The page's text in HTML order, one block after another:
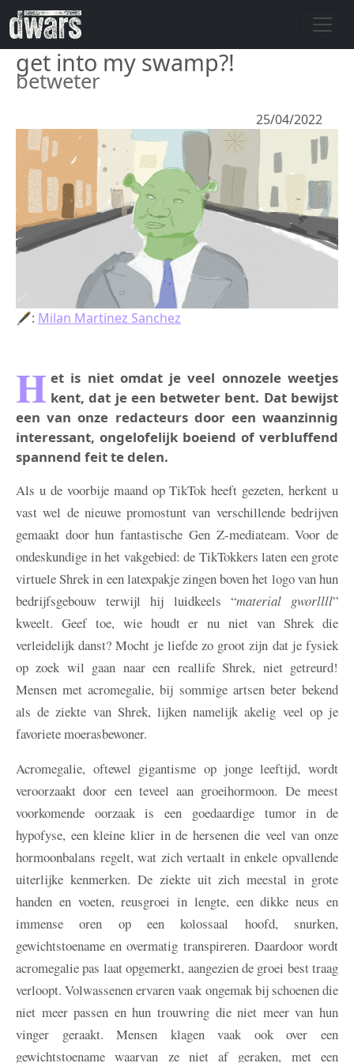
Overslaan en naar de inhoud gaan
get into my swamp?!
betweter
25/04/2022
🖋: Milan Martinez Sanchez
H et is niet omdat je veel onnozele weetjes
kent, dat je een betweter bent. Dat bewijst
een van onze redacteurs door een waanzinnig
interessant, ongelofelijk boeiend of verbluffend
spannend feit te delen.
Als u de voorbije maand op TikTok heeft gezeten, herkent u
vast wel de nieuwe promostunt van verschillende bedrijven
gemaakt door hun fantastische Gen Z-mediateam. Voor de
ondeskundige in het vakgebied: de TikTokkers laten een grote
virtuele Shrek in een latexpakje zingen boven het logo van hun
bedrijfsgebouw terwijl hij luidkeels “material gworllll”
kweelt. Geef toe, wie houdt er nu niet van Shrek die
verleidelijk danst? Mocht je liefde zo groot zijn dat je fysiek
op zoek wil gaan naar een reallife Shrek, niet getreurd!
Mensen met acromegalie, bij sommige artsen beter bekend
als de ziekte van Shrek, lijken namelijk akelig veel op je
favoriete moerasbewoner.
Acromegalie, oftewel gigantisme op jonge leeftijd, wordt
veroorzaakt door een teveel aan groeihormoon. De meest
voorkomende oorzaak is een goedaardige tumor in de
hypofyse, een kleine klier in de hersenen die veel van onze
hormoonbalans regelt, wat zich vertaalt in enkele opvallende
uiterlijke kenmerken. De ziekte uit zich meestal in grote
handen en voeten, reusgroei in lengte, een dikke neus en
immense oren op een kolossaal hoofd, snurken,
gewichtstoename en overmatig transpireren. Daardoor wordt
acromegalie pas laat opgemerkt, aangezien de groei best traag
verloopt. Volwassenen ervaren vaak ongemak bij schoenen die
niet meer passen en hun trouwring die niet meer van hun
vinger geraakt. Mensen klagen vaak ook over een
gewichtstoename waarvan ze niet af geraken, met een